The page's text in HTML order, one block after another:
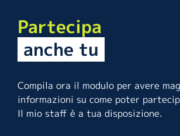
Partecipa
anche tu
Compila ora il modulo per avere
informazioni su come poter
Il mio staff è a tua disposizione.